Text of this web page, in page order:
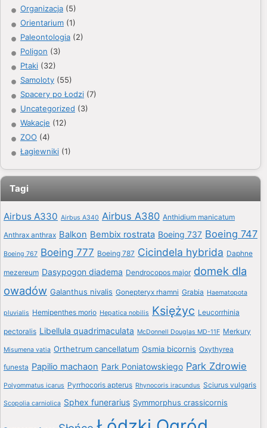
Organizacja (5)
Orientarium (1)
Paleontologia (2)
Poligon (3)
Ptaki (32)
Samoloty (55)
Spacery po Łodzi (7)
Uncategorized (3)
Wakacje (12)
ZOO (4)
Łagiewniki (1)
Tagi
Airbus A330 Airbus A340 Airbus A380 Anthidium manicatum
Anthrax anthrax Balkon Bembix rostrata Boeing 737 Boeing 747
Boeing 767 Boeing 777 Boeing 787 Cicindela hybrida Daphne
mezereum Dasypogon diadema Dendrocopos major domek dla
owadów Galanthus nivalis Gonepteryx rhamni Grabia Haematopota
pluvialis Hemipenthes morio Hepatica nobilis Księżyc Leucorrhinia
pectoralis Libellula quadrimaculata McDonnell Douglas MD-11F Merkury
Misumena vatia Orthetrum cancellatum Osmia bicornis Oxythyrea
funesta Papilio machaon Park Poniatowskiego Park Zdrowie
Polyommatus icarus Pyrrhocoris apterus Rhynocoris iracundus Sciurus vulgaris
Scopolia carniolica Sphex funerarius Symmorphus crassicornis